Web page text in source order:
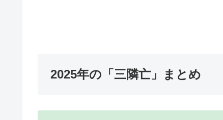
2025年の「三隣亡」まとめ